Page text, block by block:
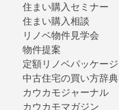
住まい購入セミナー
住まい購入相談
リノベ物件見学会
物件提案
定額リノベパッケージ
中古住宅の買い方辞典
カウカモジャーナル
カウカモマガジン